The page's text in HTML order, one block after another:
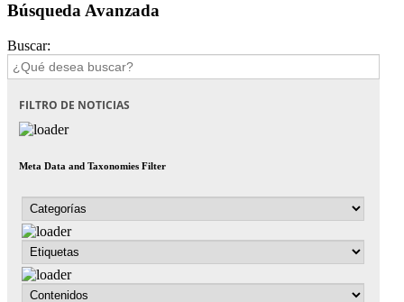
Búsqueda Avanzada
Buscar:
FILTRO DE NOTICIAS
Meta Data and Taxonomies Filter